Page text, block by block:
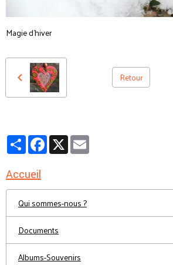
Magie d'hiver
Retour
PartagerFacebook
X
Accueil
Qui sommes-nous ?
Documents
Albums-Souvenirs